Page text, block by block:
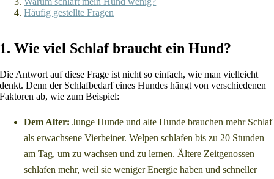
Häufig gestellte Fragen
1. Wie viel Schlaf braucht ein Hund?
Die Antwort auf diese Frage ist nicht so einfach, wie man vielleicht
denkt. Denn der Schlafbedarf eines Hundes hängt von verschiedenen
Faktoren ab, wie zum Beispiel:
Dem Alter: Junge Hunde und alte Hunde brauchen mehr Schlaf
als erwachsene Vierbeiner. Welpen schlafen bis zu 20 Stunden
am Tag, um zu wachsen und zu lernen. Ältere Zeitgenossen
schlafen mehr, weil sie weniger Energie haben und schneller